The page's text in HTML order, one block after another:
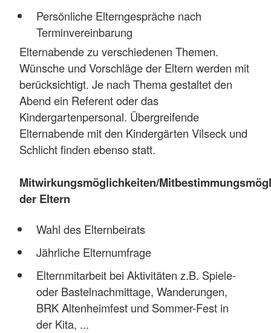
Persönliche Elterngespräche nach
Terminvereinbarung
Elternabende zu verschiedenen Themen.
Wünsche und Vorschläge der Eltern werden mit
berücksichtigt. Je nach Thema gestaltet den
Abend ein Referent oder das
Kindergartenpersonal. Übergreifende
Elternabende mit den Kindergärten Vilseck und
Schlicht finden ebenso statt.
Mitwirkungsmöglichkeiten/
der Eltern
Wahl des Elternbeirats
Jährliche Elternumfrage
Elternmitarbeit bei Aktivitäten z.B. Spiele-
oder Bastelnachmittage, Wanderungen,
BRK Altenheimfest und Sommer-Fest in
der Kita, ...